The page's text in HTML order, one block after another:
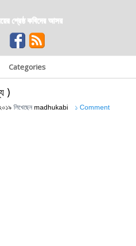
শ্রেষ্ঠ কবিদের আসর
Categories
)
লিখেছেন madhukabi ১ Comment